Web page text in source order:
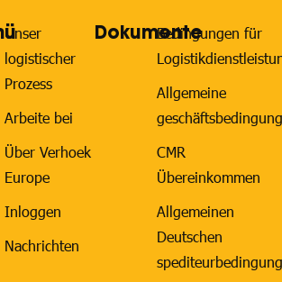
Unser
logistischer
Prozess
Arbeite bei
Über Verhoek
Europe
Inloggen
Nachrichten
DokumenteBedingungen für
Allgemeine
CMR
Übereinkommen
Allgemeinen
Deutschen